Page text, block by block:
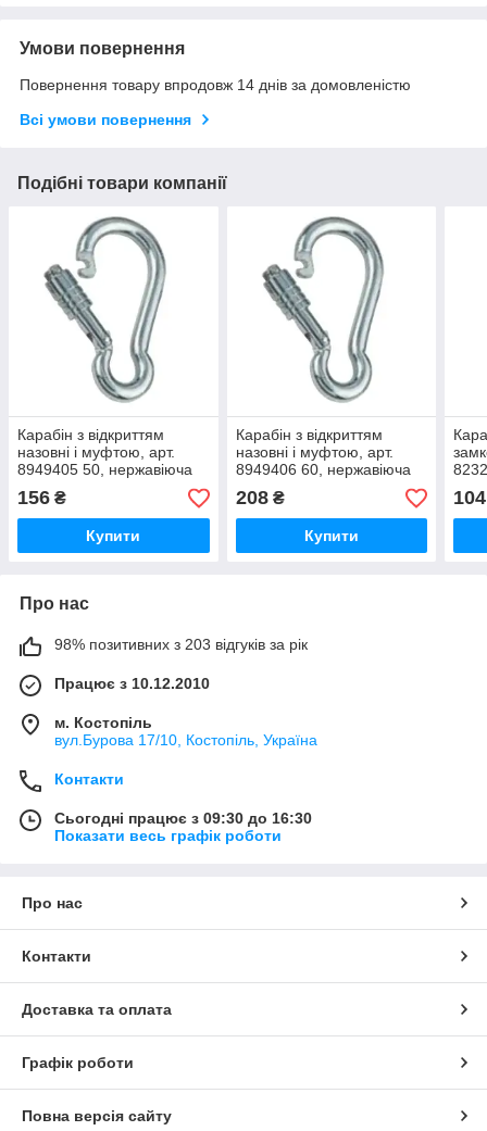
Умови повернення
Повернення товару впродовж 14 днів за домовленістю
Всі умови повернення
Подібні товари компанії
Карабін з відкриттям
назовні і муфтою, арт.
8949405 50, нержавіюча
156 ₴
Купити
Карабін з відкриттям
назовні і муфтою, арт.
8949406 60, нержавіюча
208₴
Купити
104
Про нас
98% позитивних з 203 відгуків за рік
Працює з 10.12.2010
м. Костопіль
вул.Бурова 17/10, Костопіль, Україна
Контакти
Сьогодні працює з 09:30 до 16:30
Показати весь графік роботи
Про нас
Контакти
Доставка та оплата
Графік роботи
Повна версія сайту